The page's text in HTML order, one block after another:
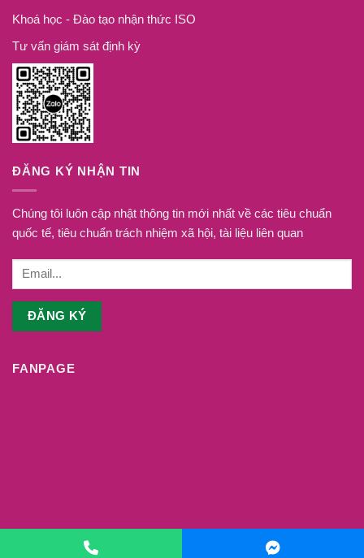
Khoá học - Đào tạo nhận thức ISO
Tư vấn giám sát định kỳ
ĐĂNG KÝ NHẬN TIN
Chúng tôi luôn cập nhật thông tin mới nhất về các tiêu chuẩn
quốc tế, tiêu chuẩn trách nhiệm xã hội, tài liệu liên quan
FANPAGE